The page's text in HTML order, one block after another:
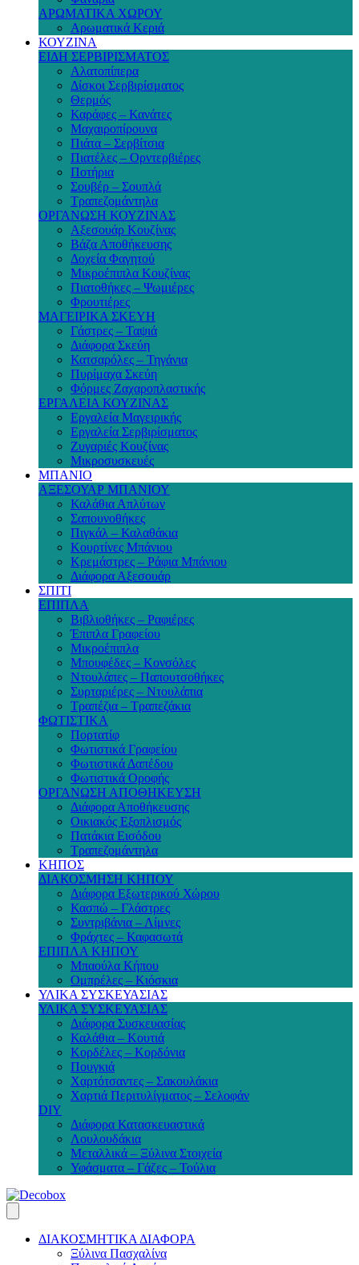
ΑΡΩΜΑΤΙΚΑ ΧΩΡΟΥ
Αρωματικά Κεριά
ΚΟΥΖΙΝΑ
ΕΙΔΗ ΣΕΡΒΙΡΙΣΜΑΤΟΣ
Αλατοπίπερα
Δίσκοι Σερβιρίσματος
Θερμός
Καράφες – Κανάτες
Μαχαιροπίρουνα
Πιάτα – Σερβίτσια
Πιατέλες – Ορντερβιέρες
Ποτήρια
Σουβέρ – Σουπλά
Τραπεζομάντηλα
ΟΡΓΑΝΩΣΗ ΚΟΥΖΙΝΑΣ
Αξεσουάρ Κουζίνας
Βάζα Αποθήκευσης
Δοχεία Φαγητού
Μικροέπιπλα Κουζίνας
Πιατοθήκες – Ψωμιέρες
Φρουτιέρες
ΜΑΓΕΙΡΙΚΑ ΣΚΕΥΗ
Γάστρες – Ταψιά
Διάφορα Σκεύη
Κατσαρόλες – Τηγάνια
Πυρίμαχα Σκεύη
Φόρμες Ζαχαροπλαστικής
ΕΡΓΑΛΕΙΑ ΚΟΥΖΙΝΑΣ
Εργαλεία Μαγειρικής
Εργαλεία Σερβιρίσματος
Ζυγαριές Κουζίνας
Μικροσυσκευές
ΜΠΑΝΙΟ
ΑΞΕΣΟΥΑΡ ΜΠΑΝΙΟΥ
Καλάθια Απλύτων
Σαπουνοθήκες
Πιγκάλ – Καλαθάκια
Κουρτίνες Μπάνιου
Κρεμάστρες – Ράφια Μπάνιου
Διάφορα Αξεσουάρ
ΣΠΙΤΙ
ΕΠΙΠΛΑ
Βιβλιοθήκες – Ραφιέρες
Έπιπλα Γραφείου
Μικροέπιπλα
Μπουφέδες – Κονσόλες
Ντουλάπες – Παπουτσοθήκες
Συρταριέρες – Ντουλάπια
Τραπέζια – Τραπεζάκια
ΦΩΤΙΣΤΙΚΑ
Πορτατίφ
Φωτιστικά Γραφείου
Φωτιστικά Δαπέδου
Φωτιστικά Οροφής
ΟΡΓΑΝΩΣΗ ΑΠΟΘΗΚΕΥΣΗ
Διάφορα Αποθήκευσης
Οικιακός Εξοπλισμός
Πατάκια Εισόδου
Τραπεζομάντηλα
ΚΗΠΟΣ
ΔΙΑΚΟΣΜΗΣΗ ΚΗΠΟΥ
Διάφορα Εξωτερικού Χώρου
Κασπώ – Γλάστρες
Συντριβάνια – Λίμνες
Φράχτες – Καφασωτά
ΕΠΙΠΛΑ ΚΗΠΟΥ
Μπαούλα Κήπου
Ομπρέλες – Κιόσκια
ΥΛΙΚΑ ΣΥΣΚΕΥΑΣΙΑΣ
ΥΛΙΚΑ ΣΥΣΚΕΥΑΣΙΑΣ
Διάφορα Συσκευασίας
Καλάθια – Κουτιά
Κορδέλες – Κορδόνια
Πουγκιά
Χαρτότσαντες – Σακουλάκια
Χαρτιά Περιτυλίγματος – Σελοφάν
DIY
Διάφορα Κατασκευαστικά
Λουλουδάκια
Μεταλλικά – Ξύλινα Στοιχεία
Υφάσματα – Γάζες – Τούλια
ΔΙΑΚΟΣΜΗΤΙΚΑ ΔΙΑΦΟΡΑ
Ξύλινα Πασχαλίνα